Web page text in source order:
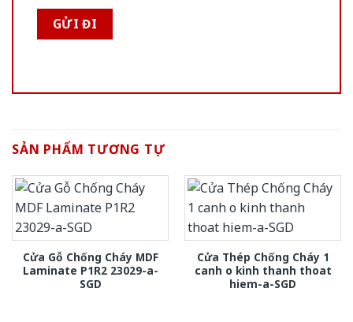
SẢN PHẨM TƯƠNG TỰ
Cửa Gỗ Chống Cháy MDF
Laminate P1R2 23029-a-
SGD
Cửa Thép Chống Cháy 1
canh o kinh thanh thoat
hiem-a-SGD